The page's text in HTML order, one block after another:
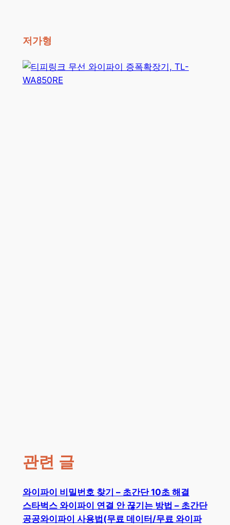
저가형
관련 글
와이파이 비밀번호 찾기 – 초간단 10초 해결
스타벅스 와이파이 연결 안 끊기는 방법 – 초간단
공공와이파이 사용법(무료 데이터/무료 와이파